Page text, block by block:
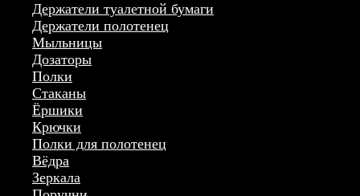
Держатели туалетной бумаги
Держатели полотенец
Мыльницы
Дозаторы
Полки
Стаканы
Ёршики
Крючки
Полки для полотенец
Вёдра
Зеркала